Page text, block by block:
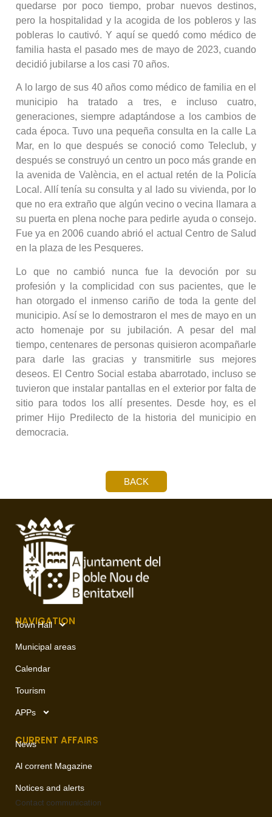
quedarse por poco tiempo, probar nuevos destinos,
pero la hospitalidad y la acogida de los pobleros y las
pobleras lo cautivó. Y aquí se quedó como médico de
familia hasta el pasado mes de mayo de 2023, cuando
decidió jubilarse a los casi 70 años.
A lo largo de sus 40 años como médico de familia en el
municipio ha tratado a tres, e incluso cuatro,
generaciones, siempre adaptándose a los cambios de
cada época. Tuvo una pequeña consulta en la calle La
Mar, en lo que después se conoció como Teleclub, y
después se construyó un centro un poco más grande en
la avenida de València, en el actual retén de la Policía
Local. Allí tenía su consulta y al lado su vivienda, por lo
que no era extraño que algún vecino o vecina llamara a
su puerta en plena noche para pedirle ayuda o consejo.
Fue ya en 2006 cuando abrió el actual Centro de Salud
en la plaza de les Pesqueres.
Lo que no cambió nunca fue la devoción por su
profesión y la complicidad con sus pacientes, que le
han otorgado el inmenso cariño de toda la gente del
municipio. Así se lo demostraron el mes de mayo en un
acto homenaje por su jubilación. A pesar del mal
tiempo, centenares de personas quisieron acompañarle
para darle las gracias y transmitirle sus mejores
deseos. El Centro Social estaba abarrotado, incluso se
tuvieron que instalar pantallas en el exterior por falta de
sitio para todos los allí presentes. Desde hoy, es el
primer Hijo Predilecto de la historia del municipio en
democracia.
BACK
NAVIGATION
Town Hall
Municipal areas
Calendar
Tourism
APPs
CURRENT AFFAIRS
News
Al corrent Magazine
Notices and alerts
Contact communication